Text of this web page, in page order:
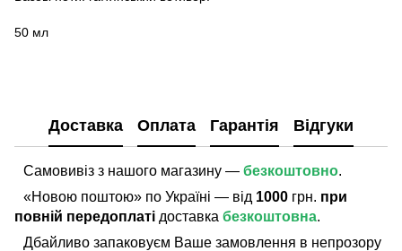
50 мл
Доставка Оплата Гарантія Відгуки
Самовивіз з нашого магазину — безкоштовно.
«Новою поштою» по Україні — від 1000 грн. при
повній передоплаті доставка безкоштовна.
Дбайливо запаковуєм Ваше замовлення в непрозору